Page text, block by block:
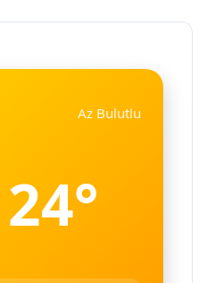
Az Bulutlu
24°